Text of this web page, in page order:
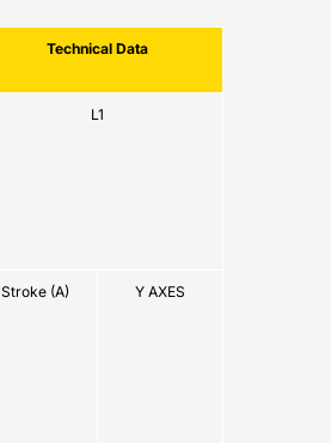
Technical Data
L1
Y AXES
Stroke (A)